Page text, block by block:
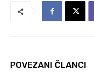
POVEZANI ČLANCI